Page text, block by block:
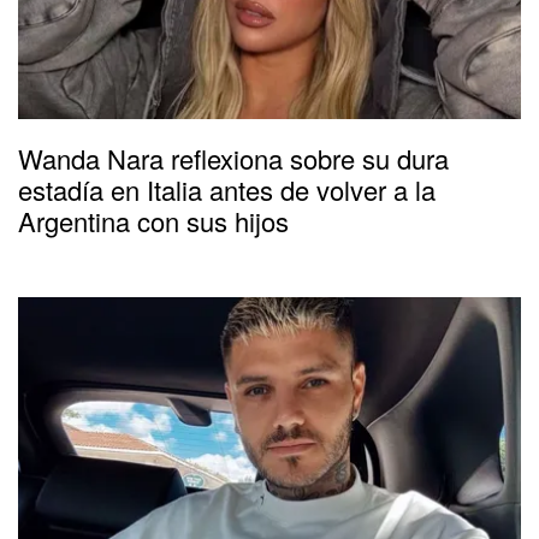
Wanda Nara reflexiona sobre su dura
estadía en Italia antes de volver a la
Argentina con sus hijos